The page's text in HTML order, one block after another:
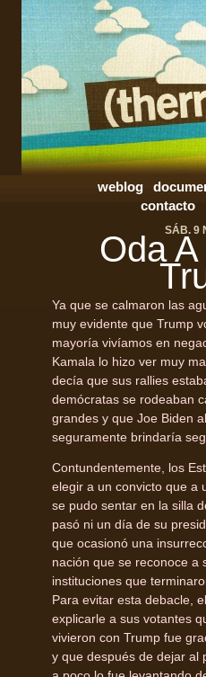
weblog
contacto
SÁB. 9
Oda
Ya que se calmaron las
muy evidente que Trump
mayoría vivíamos en
Kamala lo hizo ver muy
decía que sus rallies
demócratas se rodeaban
grandes y que Joe Biden
seguramente brindaría
Contundentemente, los
elegir a un convicto que a
se pudo sentar en la silla
pasó ni un día de su
que ocasionó una
nación que se reconoce a
instituciones que
Para evitar esta debacle,
explicarle a sus votantes
vivieron con Trump fue
y que después de dejar al